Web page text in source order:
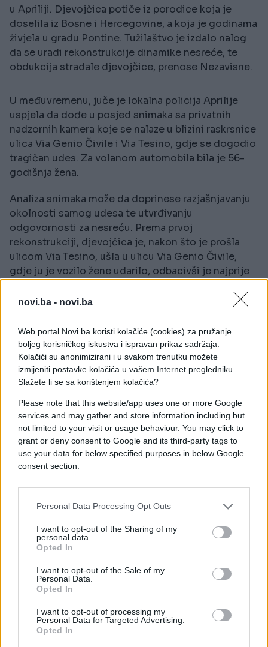
novi.ba - novi.ba
Web portal Novi.ba koristi kolačiće (cookies) za pružanje
boljeg korisničkog iskustva i ispravan prikaz sadržaja.
Kolačići su anonimizirani i u svakom trenutku možete
izmijeniti postavke kolačića u vašem Internet pregledniku.
Slažete li se sa korištenjem kolačića?
Please note that this website/app uses one or more Google
services and may gather and store information including but
not limited to your visit or usage behaviour. You may click to
grant or deny consent to Google and its third-party tags to
use your data for below specified purposes in below Google
consent section.
Personal Data Processing Opt Outs
I want to opt-out of the Sharing of my
personal data.
Opted In
I want to opt-out of the Sale of my
Personal Data.
Opted In
I want to opt-out of processing my
Personal Data for Targeted Advertising.
Opted In
u Apriliji. Djevojčica potiče iz porodice koja je
doselila iz Bosne i Hercegovine, a koja je godinama
živjela u gradu Pontine. Tužilaštvo je izdalo nalog
da se uradi rekonstrukcije dinamike nesreće, te
obdukcija stradale djevojčice, prenose Nezavisne.
U međuvremenu, juče je lokalna policija Aprilije
uspjela da dođe u posjed snimaka sa privatnih
nadzornih kamera koje se nalaze u blizini raskrsnice
ulica Via Genio Čivile i Via Tesino, gdje se dogodio
tragičan udes. Za volanom automobila bila je 56-
godišnja žena.
Analiza snimaka može da doprinese razjašnjavanju
okolnosti samog udesa te utvrđivanju
odgovornosti za nesreću. Prema prvoj
rekonstrukciji, djevojčica je, nakon što je prošla
ulicom Via Tesino, ušla u ulicu Via Genio Čivile,
gdje ju je vozilo žene udarilo, odbacivši je najprije
završio u jarku pored kolovoza.
Žena, koja je bila bila za volanom automobila,
hospitalizovana je u stanju šoka. Protiv nje će biti
pokrenuta istraga zbog sumnje za izazivanje
saobraćajne nesreće sa smrtnim ishodom. Takođe,
očekuju se i rezultati već obavljenih toksikoloških
analiza.